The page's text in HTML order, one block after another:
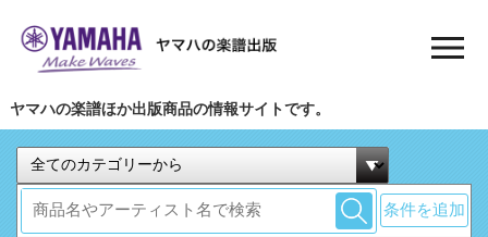
ヤマハの楽譜ほか出版商品の情報サイトです。
条件を追加